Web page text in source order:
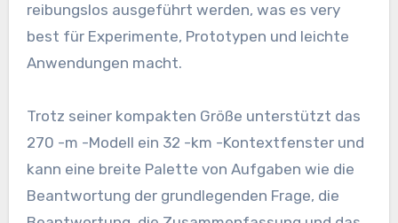
reibungslos ausgeführt werden, was es very
best für Experimente, Prototypen und leichte
Anwendungen macht.
Trotz seiner kompakten Größe unterstützt das
270 -m -Modell ein 32 -km -Kontextfenster und
kann eine breite Palette von Aufgaben wie die
Beantwortung der grundlegenden Frage, die